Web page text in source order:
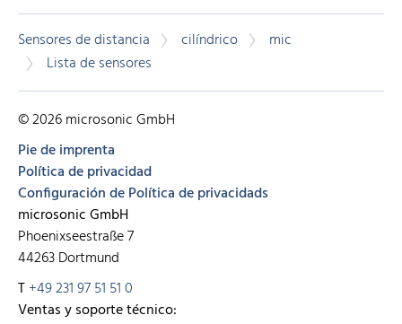
Sensores de distancia cilíndrico
mic
Lista de sensores
© 2026 microsonic GmbH
Pie de imprenta
Política de privacidad
Configuración de Política de privacidads
microsonic GmbH
Phoenixseestraße 7
44263 Dortmund
T+49 231 97 51 51 0
Ventas y soporte técnico: